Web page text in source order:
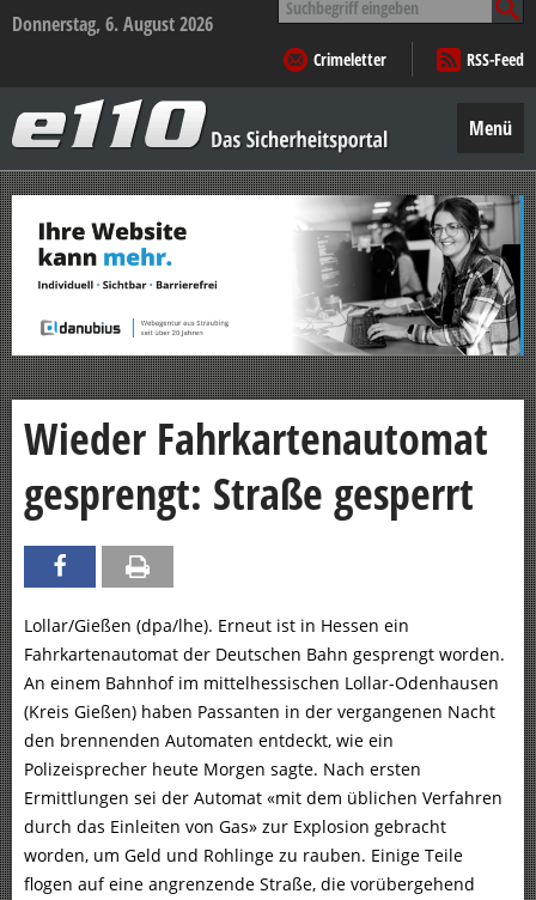
Donnerstag, 6. August 2026
nach:
Crimeletter
RSS-Feed
–
Das
Sicherheitsportal
Menü
Zum
Inhalt
springen
Wieder Fahrkartenautomat
gesprengt: Straße gesperrt
Lollar/Gießen (dpa/lhe). Erneut ist in Hessen ein
Fahrkartenautomat der Deutschen Bahn gesprengt worden.
An einem Bahnhof im mittelhessischen Lollar-Odenhausen
(Kreis Gießen) haben Passanten in der vergangenen Nacht
den brennenden Automaten entdeckt, wie ein
Polizeisprecher heute Morgen sagte. Nach ersten
Ermittlungen sei der Automat «mit dem üblichen Verfahren
durch das Einleiten von Gas» zur Explosion gebracht
worden, um Geld und Rohlinge zu rauben. Einige Teile
flogen auf eine angrenzende Straße, die vorübergehend